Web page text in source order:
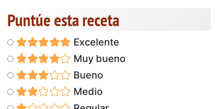
Puntúe esta receta
Excelente
Muy bueno
Bueno
Medio